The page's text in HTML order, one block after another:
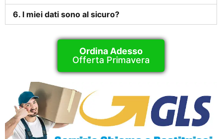
6. I miei dati sono al sicuro?
Ordina Adesso
Offerta Primavera